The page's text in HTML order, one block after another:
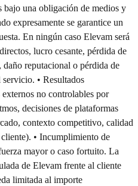
bajo una obligación de medios y
expresamente se garantice un
En ningún caso Elevam será
lucro cesante, pérdida de
reputacional o pérdida de
• Resultados
no controlables por
decisiones de plataformas
contexto competitivo, calidad
• Incumplimiento de
mayor o caso fortuito. La
de Elevam frente al cliente
limitada al importe